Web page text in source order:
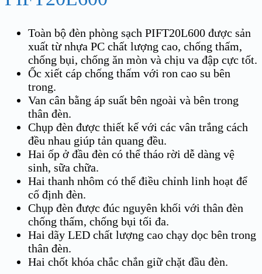
Toàn bộ đèn phòng sạch PIFT20L600 được sản
xuất từ nhựa PC chất lượng cao, chống thấm,
chống bụi, chống ăn mòn và chịu va đập cực tốt.
Ốc xiết cáp chống thấm với ron cao su bên
trong.
Van cân bằng áp suất bên ngoài và bên trong
thân đèn.
Chụp đèn được thiết kế với các vân trắng cách
đều nhau giúp tản quang đều.
Hai ốp ở đầu đèn có thể tháo rời dễ dàng vệ
sinh, sữa chữa.
Hai thanh nhôm có thể điều chỉnh linh hoạt để
cố định đèn.
Chụp đèn được đúc nguyên khối với thân đèn
chống thấm, chống bụi tối đa.
Hai dãy LED chất lượng cao chạy dọc bên trong
thân đèn.
Hai chốt khóa chắc chắn giữ chặt đầu đèn.